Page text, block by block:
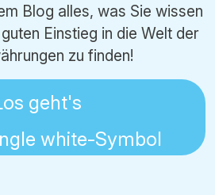
Blog alles, was Sie wissen
Einstieg in die Welt der
zu finden!
geht's